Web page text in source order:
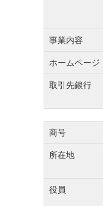
事業内容
ホームページ
取引先銀行
商号
所在地
役員